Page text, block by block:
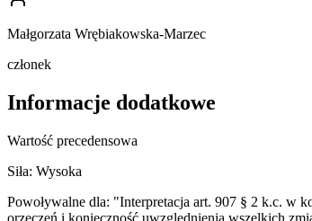
Małgorzata Wrębiakowska-Marzec
członek
Informacje dodatkowe
Wartość precedensowa
Siła: Wysoka
Powoływalne dla: "Interpretacja art. 907 § 2 k.c. w
orzeczeń i konieczność uwzględnienia wszelkich